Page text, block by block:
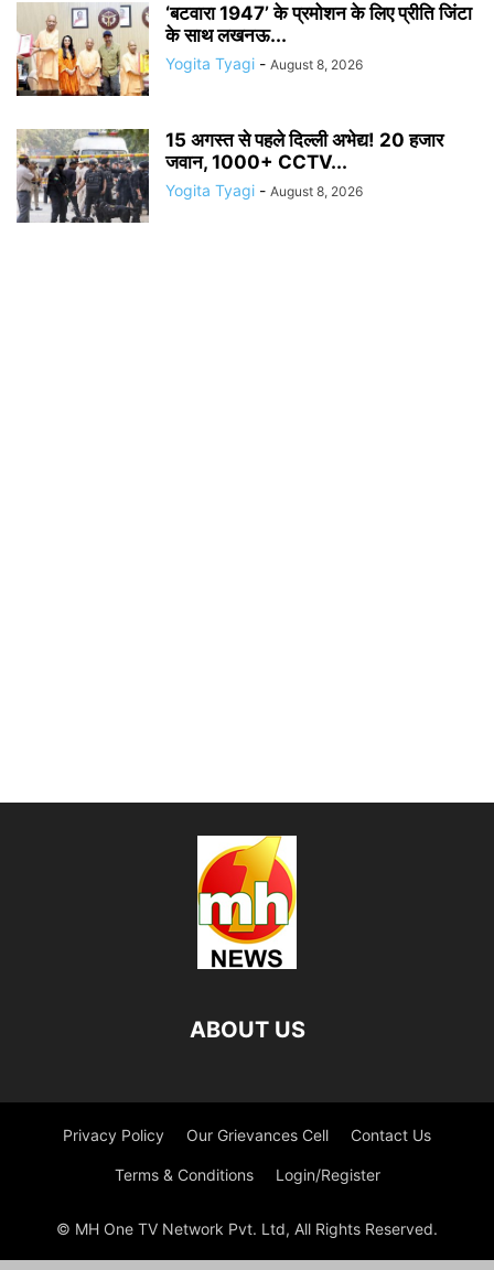
‘बटवारा 1947’ के प्रमोशन के लिए प्रीति जिंटा
के साथ लखनऊ...
Yogita Tyagi - August 8, 2026
15 अगस्त से पहले दिल्ली अभेद्य! 20 हजार
जवान, 1000+ CCTV...
Yogita Tyagi - August 8, 2026
ABOUT US
Privacy Policy Our Grievances Cell Contact Us
Terms & Conditions Login/Register
© MH One TV Network Pvt. Ltd, All Rights Reserved.